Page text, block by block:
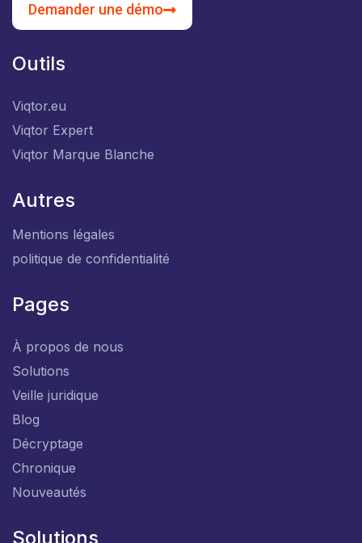
Demander une démo
Outils
Viqtor.eu
Viqtor Expert
Viqtor Marque Blanche
Autres
Mentions légales
politique de confidentialité
Pages
À propos de nous
Solutions
Veille juridique
Blog
Décryptage
Chronique
Nouveautés
Solutions